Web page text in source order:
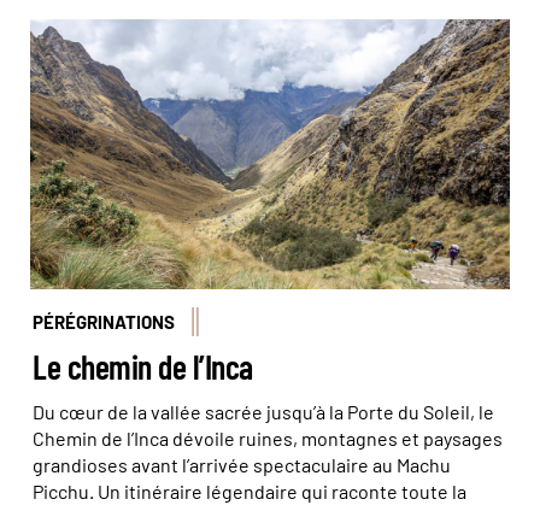
© Madeline/stock.adobe.com
PÉRÉGRINATIONS
Le chemin de l’Inca
Du cœur de la vallée sacrée jusqu’à la Porte du Soleil, le
Chemin de l’Inca dévoile ruines, montagnes et paysages
grandioses avant l’arrivée spectaculaire au Machu
Picchu. Un itinéraire légendaire qui raconte toute la